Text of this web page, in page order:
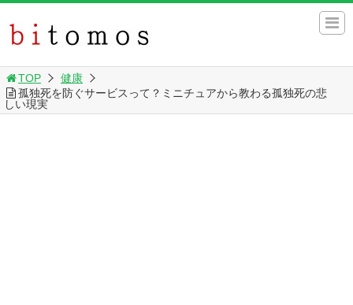
TOP
健康
孤独死を防ぐサービスって？ミニチュアから教わる孤独死の悲
しい現実